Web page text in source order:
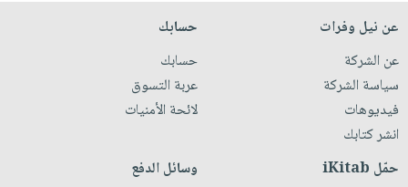
عن نيل وفرات
عن الشركة
سياسة الشركة
فيديوهات
انشر كتابك
حسابك
حسابك
عربة التسوق
لائحة الأمنيات
حمّل iKitab وسائل الدفع